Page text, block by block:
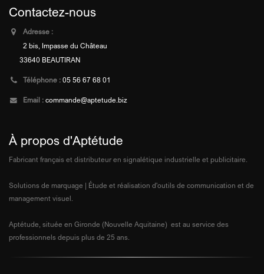
Contactez-nous
Adresse :
2 bis, Impasse du Château
33640 BEAUTIRAN
Téléphone : 05 56 67 68 01
Email : commande@aptetude.biz
À propos d'Aptétude
Fabricant français et distributeur en signalétique industrielle et publicitaire.
Solutions de marquage | Étude et réalisation d'outils de communication et de
management visuel.
Aptétude, située en Gironde (Nouvelle Aquitaine) est au service des
professionnels depuis plus de 25 ans.